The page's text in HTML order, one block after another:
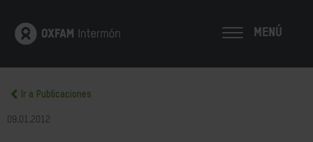
MENÚ
Ir a Publicaciones
09.01.2012